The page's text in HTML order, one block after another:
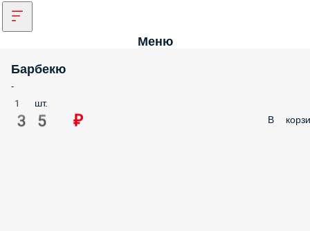
Меню
Барбекю
-
1 шт.
35 ₽ В